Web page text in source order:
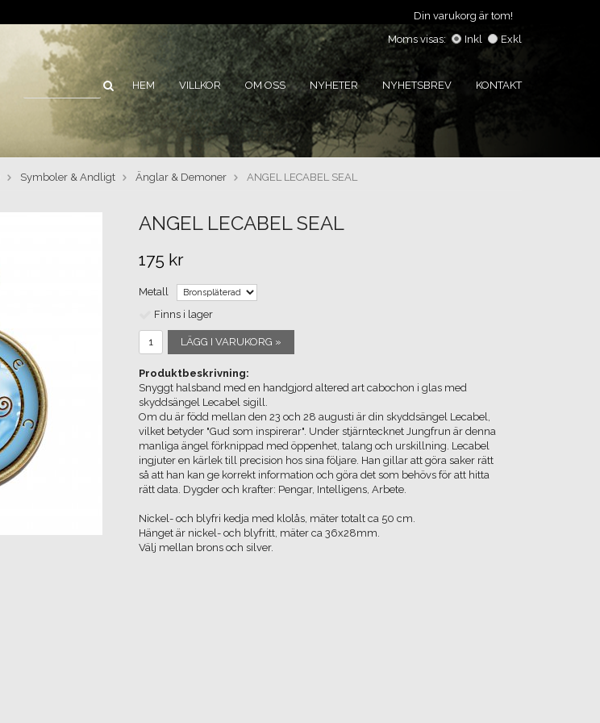
Din varukorg är tom!
Moms visas:
Inkl Exkl
HEM VILLKOR OM OSS NYHETER NYHETSBREV KONTAKT
Symboler & Andligt Änglar & Demoner ANGEL LECABEL SEAL
ANGEL LECABEL SEAL
175 kr
Metall
Finns i lager
LÄGG I VARUKORG »
Produktbeskrivning:
Snyggt halsband med en handgjord altered art cabochon i glas med
skyddsängel Lecabel sigill.
Om du är född mellan den 23 och 28 augusti är din skyddsängel Lecabel,
vilket betyder "Gud som inspirerar". Under stjärntecknet Jungfrun är denna
manliga ängel förknippad med öppenhet, talang och urskillning. Lecabel
ingjuter en kärlek till precision hos sina följare. Han gillar att göra saker rätt
så att han kan ge korrekt information och göra det som behövs för att hitta
rätt data. Dygder och krafter: Pengar, Intelligens, Arbete.
Nickel- och blyfri kedja med klolås, mäter totalt ca 50 cm.
Hänget är nickel- och blyfritt, mäter ca 36x28mm.
Välj mellan brons och silver.